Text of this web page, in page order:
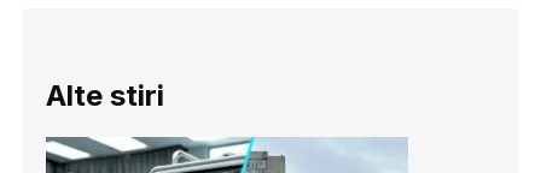
Alte stiri